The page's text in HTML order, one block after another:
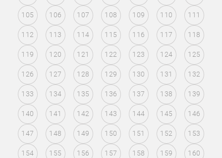
105 106 107 108 109 110 111
112 113 114 115 116 117 118
119 120 121 122 123 124 125
126 127 128 129 130 131 132
133 134 135 136 137 138 139
140 141 142 143 144 145 146
147 148 149 150 151 152 153
154 155 156 157 158 159 160